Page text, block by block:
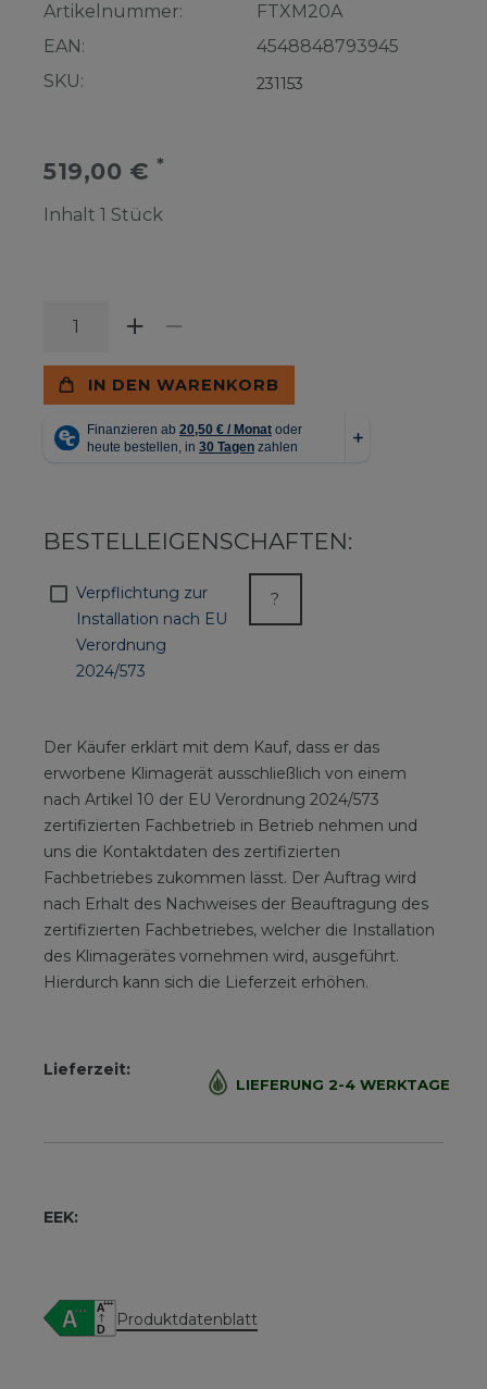
Artikelnummer:
EAN:
SKU:
FTXM20A
4548848793945
231153
519,00 € *
Inhalt 1 Stück
IN DEN WARENKORB
BESTELLEIGENSCHAFTEN:
Verpflichtung zur
Installation nach EU
Verordnung
2024/573
?
Der Käufer erklärt mit dem Kauf, dass er das
erworbene Klimagerät ausschließlich von einem
nach Artikel 10 der EU Verordnung 2024/573
zertifizierten Fachbetrieb in Betrieb nehmen und
uns die Kontaktdaten des zertifizierten
Fachbetriebes zukommen lässt. Der Auftrag wird
nach Erhalt des Nachweises der Beauftragung des
zertifizierten Fachbetriebes, welcher die Installation
des Klimagerätes vornehmen wird, ausgeführt.
Hierdurch kann sich die Lieferzeit erhöhen.
Lieferzeit:
LIEFERUNG 2-4 WERKTAGE
EEK:
Produktdatenblatt